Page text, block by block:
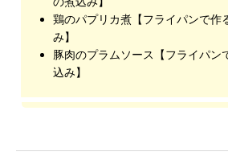
鶏のパプリカ煮【フライパンで作
み】
豚肉のプラムソース【フライパン
込み】